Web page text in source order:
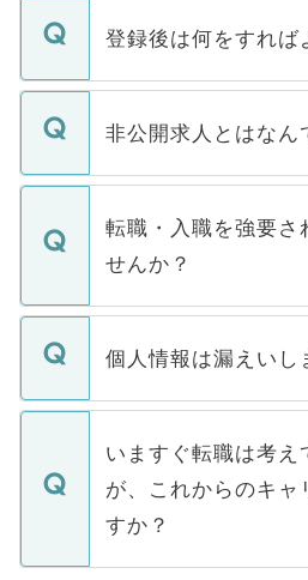
登録後は何をすれば
ご登録いただきました
登録内容を確認し、そ
ます。通常、5営業日
いただきますので、し
い。
非公開求人とはなん
マイナビDOCTORで
うち約3割は、Webサ
けない「非公開求人」
下記の理由によって、
ません。
■応募殺到を避けるた
関を公にしてしまうと
に、医療機関が求める
みを人材紹介会社に依
ています。
転職・入職を強要さ
せんか？
転職・入職を強要する
ん。また、仮に応募先
定を承諾する必要はあ
の辞退の連絡はキャリ
ますので、ご安心くだ
個人情報は漏えいし
個人情報が漏えいする
で、ご安心ください。
などで収集したご登録
ご本人のキャリアアッ
支援を目的に使用いた
ているすべての個人デ
いますぐ転職は考え
が、これからのキャ
すか？